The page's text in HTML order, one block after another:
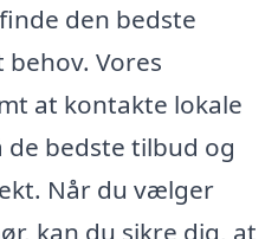
den bedste
Vores
at kontakte lokale
de bedste tilbud og
Når du vælger
kan du sikre dig, at